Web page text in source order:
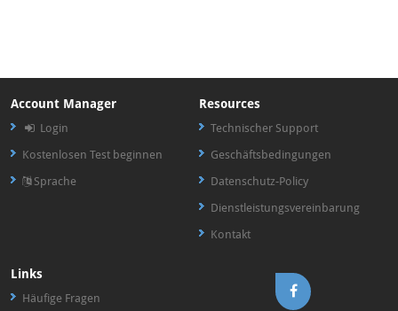
Account Manager
Login
Kostenlosen Test beginnen
Sprache
Resources
Technischer Support
Geschäftsbedingungen
Datenschutz-Policy
Dienstleistungsvereinbarung
Kontakt
Links
Häufige Fragen